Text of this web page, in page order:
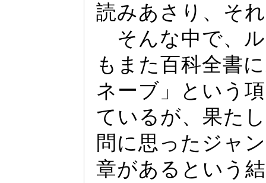
読みあさり、そ
そんな中で、
もまた百科全書
ネーブ」という
ているが、果た
問に思 っ たジ ャ
章があるという